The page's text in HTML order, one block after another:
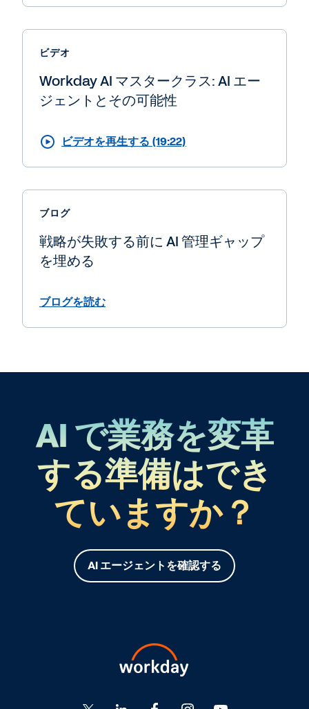
ビデオ
Workday AI マスタークラス: AI エー
ジェントとその可能性
ビデオを再生する (19:22)
ブログ
戦略が失敗する前に AI 管理ギャップ
を埋める
ブログを読む
AI で業務を変革
する準備はでき
ていますか？
AI エージェントを確認する